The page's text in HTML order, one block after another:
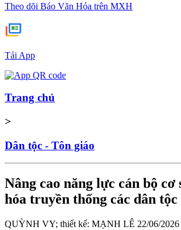
Theo dõi Báo Văn Hóa trên MXH
Tải App
Trang chủ
>
Dân tộc - Tôn giáo
Nâng cao năng lực cán bộ cơ
hóa truyền thống các dân tộc
QUỲNH VY; thiết kế: MẠNH LÊ 22/06/